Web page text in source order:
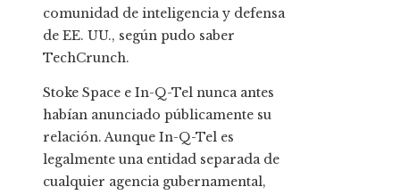
comunidad de inteligencia y defensa
de EE. UU., según pudo saber
TechCrunch.
Stoke Space e In-Q-Tel nunca antes
habían anunciado públicamente su
relación. Aunque In-Q-Tel es
legalmente una entidad separada de
cualquier agencia gubernamental,